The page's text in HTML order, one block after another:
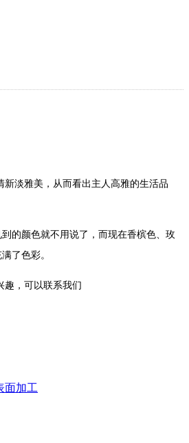
淡雅美，从而看出主人高雅的生活品
的颜色就不用说了，而现在香槟色、玫
了色彩。
趣，可以联系我们
面加工